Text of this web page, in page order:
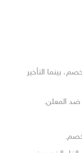
بينما التأخير
المعلن.